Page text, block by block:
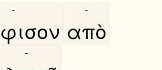
-
απὸ
-
-